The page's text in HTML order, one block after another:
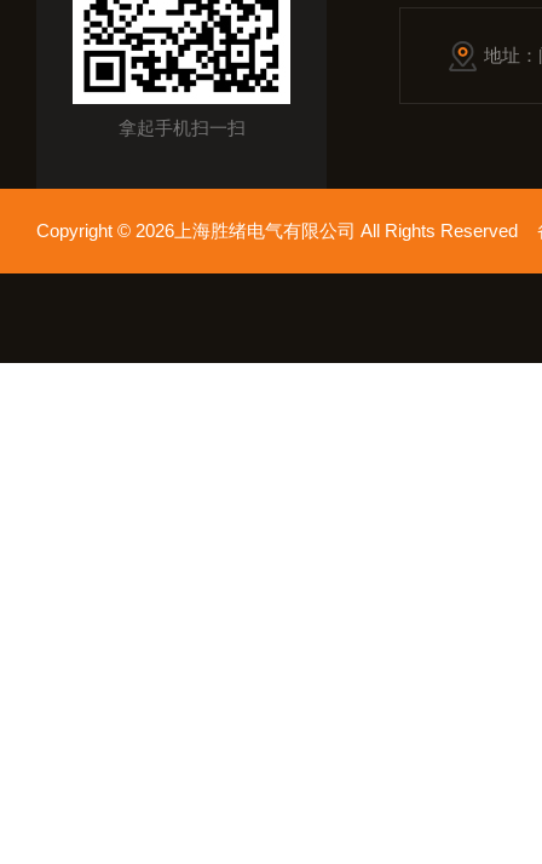
拿起手机扫一扫
地址
Copyright © 2026上海胜绪电气有限公司 All Rights Reserved